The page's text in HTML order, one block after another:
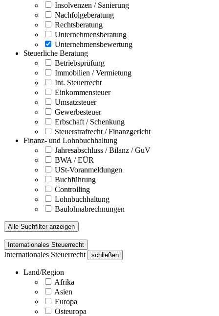
Insolvenzen / Sanierung
Nachfolgeberatung
Rechtsberatung
Unternehmensberatung
Unternehmensbewertung
Steuerliche Beratung
Betriebsprüfung
Immobilien / Vermietung
Int. Steuerrecht
Einkommensteuer
Umsatzsteuer
Gewerbesteuer
Erbschaft / Schenkung
Steuerstrafrecht / Finanzgericht
Finanz- und Lohnbuchhaltung
Jahresabschluss / Bilanz / GuV
BWA / EÜR
USt-Voranmeldungen
Buchführung
Controlling
Lohnbuchhaltung
Baulohnabrechnungen
Alle Suchfilter anzeigen
Internationales Steuerrecht
Internationales Steuerrecht schließen
Land/Region
Afrika
Asien
Europa
Osteuropa